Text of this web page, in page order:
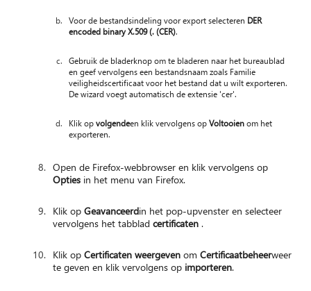
Voor de bestandsindeling voor export selecteren DER
encoded binary X.509 (. (CER).
Gebruik de bladerknop om te bladeren naar het bureaublad
en geef vervolgens een bestandsnaam zoals Familie
veiligheidscertificaat voor het bestand dat u wilt exporteren.
De wizard voegt automatisch de extensie 'cer'.
Klik opvolgendeen klik vervolgens opVoltooienom het
exporteren.
Open de Firefox-webbrowser en klik vervolgens op
Opties in het menu van Firefox.
Klik opGeavanceerdin het pop-upvenster en selecteer
vervolgens het tabbladcertificaten .
Klik opCertificaten weergevenomCertificaatbeheerweer
te geven en klik vervolgens op importeren.